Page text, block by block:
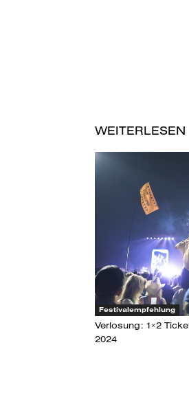
WEITERLESEN
Festivalempfehlung
Verlosung: 1×2
2024